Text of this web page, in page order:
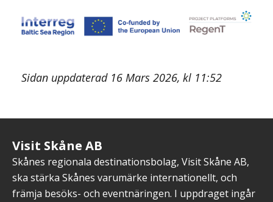
Sidan uppdaterad 16 Mars 2026, kl 11:52
Visit Skåne AB
Skånes regionala destinationsbolag, Visit Skåne AB,
ska stärka Skånes varumärke internationellt, och
främja besöks- och eventnäringen. I uppdraget ingår